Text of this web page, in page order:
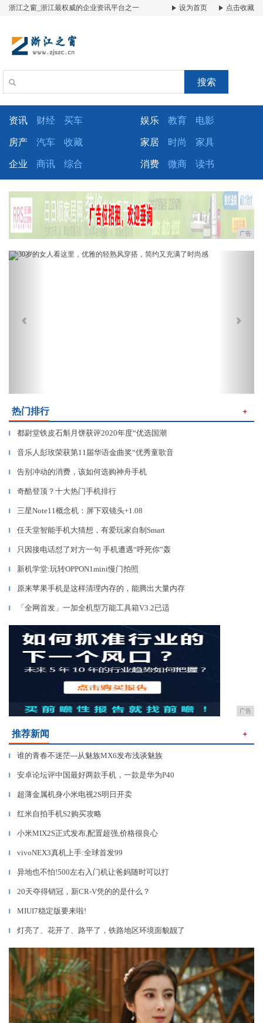
浙江之窗_浙江最权威的企业资讯平台之一 设为首页 点击收藏
搜索
资讯 财经 买车 娱乐 教育 电影
房产 汽车 收藏 家居 时尚 家具
企业 商讯 综合 消费 微商 读书
广告
Previous
热门排行 ＋
▎ 都尉堂铁皮石斛月饼获评2020年度“优选国潮
▎ 音乐人彭玫荣获第11届华语金曲奖“优秀童歌音
▎ 告别冲动的消费，该如何选购神舟手机
▎ 奇酷登顶？十大热门手机排行
▎ 三星Note11概念机：屏下双镜头+1.08
▎ 任天堂智能手机大猜想，有爱玩家自制Smart
▎ 只因接电话怼了对方一句 手机遭遇“呼死你”轰
▎ 新机学堂:玩转OPPON1mini慢门拍照
▎ 原来苹果手机是这样清理内存的，能腾出大量内存
▎ 「全网首发」一加全机型万能工具箱V3.2已适
广告
推荐新闻 ＋
▎ 谁的青春不迷茫---从魅族MX6发布浅谈魅族
▎ 安卓论坛评中国最好两款手机，一款是华为P40
▎ 超薄金属机身小米电视2S明日开卖
▎ 红米自拍手机S2购买攻略
▎ 小米MIX2S正式发布,配置超强,价格很良心
▎ vivoNEX3真机上手:全球首发99
▎ 异地也不怕!500左右入门机让爸妈随时可以打
▎ 20天夺得销冠，新CR-V凭的的是什么？
▎ MIUI7稳定版要来啦!
▎ 灯亮了、花开了、路平了，铁路地区环境面貌靓了